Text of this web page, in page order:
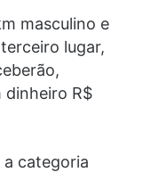
masculino e
lugar,
dinheiro R$
categoria